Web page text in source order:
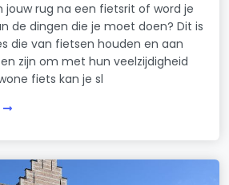
jouw rug na een fietsrit of word je
de dingen die je moet doen? Dit is
die van fietsen houden en aan
zijn om met hun veelzijdigheid
fiets kan je sl